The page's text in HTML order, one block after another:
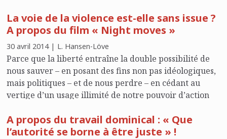
La voie de la violence est-elle sans issue ?
A propos du film « Night moves »
30 avril 2014 | L. Hansen-Löve
Parce que la liberté entraîne la double possibilité de
nous sauver – en posant des fins non pas idéologiques,
mais politiques – et de nous perdre – en cédant au
vertige d’un usage illimité de notre pouvoir d’action
formule de Cioran, un « principe éthique d’essence
démoniaque » (Précis de décomposition).
A propos du travail dominical : « Que
l’autorité se borne à être juste » !